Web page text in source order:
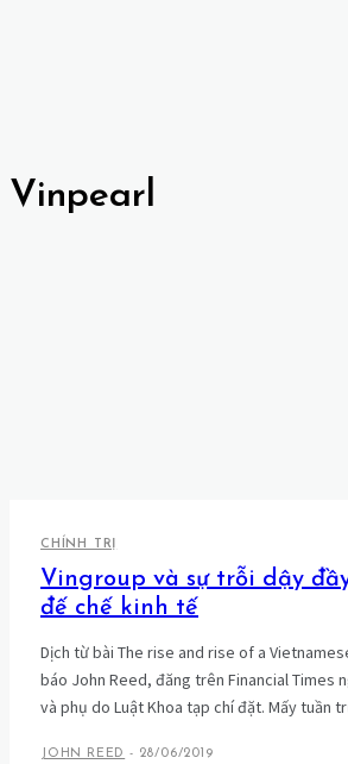
Vinpearl
CHÍNH TRỊ
Vingroup và sự trỗi dậy
đế chế kinh tế
Dịch từ bài The rise and rise of a
báo John Reed, đăng trên Financial Times
và phụ do Luật Khoa
JOHN REED - 28/06/2019